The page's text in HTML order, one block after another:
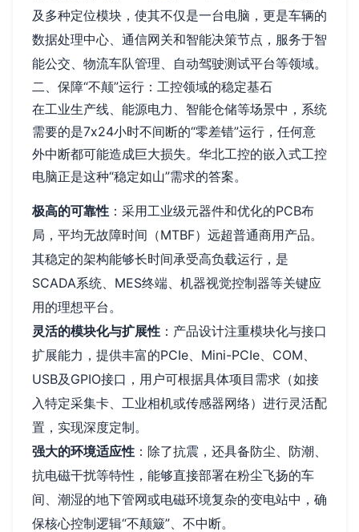
及多种定位模块，使其不仅是一台电脑，更是车辆的
数据处理中心、通信网关和智能决策节点，服务于智
能公交、物流车队管理、自动驾驶测试平台等领域。
二、保障“不颠”运行：工控领域的稳定基石
在工业生产线、能源电力、智能仓储等场景中，系统
需要的是7x24小时不间断的“零差错”运行，任何意
外中断都可能造成巨大损失。华北工控的嵌入式工控
电脑正是这种“稳定如山”需求的答案。
极高的可靠性 ：采用工业级元器件和优化的PCB布
局，平均无故障时间（MTBF）远超普通商用产品。
其稳定的架构能够长时间承受高负载运行，是
SCADA系统、MES终端、机器视觉控制器等关键应
用的理想平台。
灵活的模块化与扩展性 ：产品设计注重模块化与接口
扩展能力，提供丰富的PCIe、Mini-PCIe、COM、
USB及GPIO接口，用户可根据具体项目需求（如接
入特定采集卡、工业相机或传感器网络）进行灵活配
置，实现深度定制。
强大的环境适应性 ：除了抗震，还具备防尘、防潮、
抗电磁干扰等特性，能够直接部署在粉尘飞扬的车
间、潮湿的地下管网或电磁环境复杂的变电站中，确
保核心控制逻辑“不颠簸”、不中断。